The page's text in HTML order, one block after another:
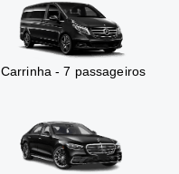
Carrinha - 7 passageiros